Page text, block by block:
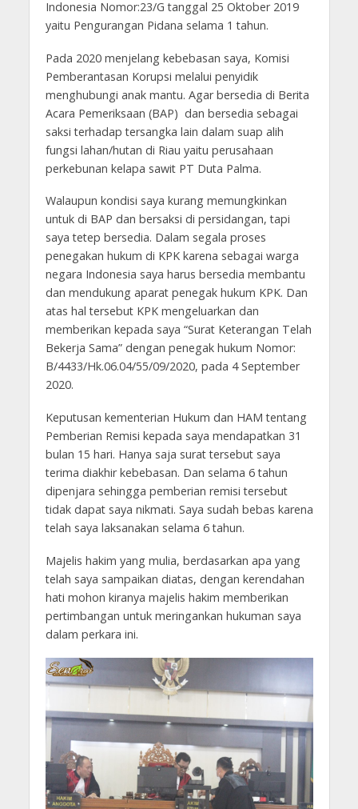
Indonesia Nomor:23/G tanggal 25 Oktober 2019
yaitu Pengurangan Pidana selama 1 tahun.
Pada 2020 menjelang kebebasan saya, Komisi
Pemberantasan Korupsi melalui penyidik
menghubungi anak mantu. Agar bersedia di Berita
Acara Pemeriksaan (BAP) dan bersedia sebagai
saksi terhadap tersangka lain dalam suap alih
fungsi lahan/hutan di Riau yaitu perusahaan
perkebunan kelapa sawit PT Duta Palma.
Walaupun kondisi saya kurang memungkinkan
untuk di BAP dan bersaksi di persidangan, tapi
saya tetep bersedia. Dalam segala proses
penegakan hukum di KPK karena sebagai warga
negara Indonesia saya harus bersedia membantu
dan mendukung aparat penegak hukum KPK. Dan
atas hal tersebut KPK mengeluarkan dan
memberikan kepada saya “Surat Keterangan Telah
Bekerja Sama” dengan penegak hukum Nomor:
B/4433/Hk.06.04/55/09/2020, pada 4 September
2020.
Keputusan kementerian Hukum dan HAM tentang
Pemberian Remisi kepada saya mendapatkan 31
bulan 15 hari. Hanya saja surat tersebut saya
terima diakhir kebebasan. Dan selama 6 tahun
dipenjara sehingga pemberian remisi tersebut
tidak dapat saya nikmati. Saya sudah bebas karena
telah saya laksanakan selama 6 tahun.
Majelis hakim yang mulia, berdasarkan apa yang
telah saya sampaikan diatas, dengan kerendahan
hati mohon kiranya majelis hakim memberikan
pertimbangan untuk meringankan hukuman saya
dalam perkara ini.